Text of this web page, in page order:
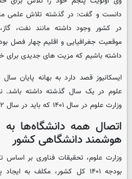
دانست و گفت: در گذشته تلاش علمی
در کشور وجود داشته مانند نفت،
موقعیت جغرافیایی و اقلیم چهار فصل
داشته باشیم که مزیت های جدیدی برای
علوم در یک سال گذشته داشته باشد.
وزارت علوم در سال ۱۴۰۱ که باید در سال ۱۴۰۲ محقق می‌شد، می‌پردازیم؛
اتصال همه دانشگاه‌ها
هوشمند دانشگاهی کشور
بودجه ۱۴۰۱ کل کشور، مکلف به